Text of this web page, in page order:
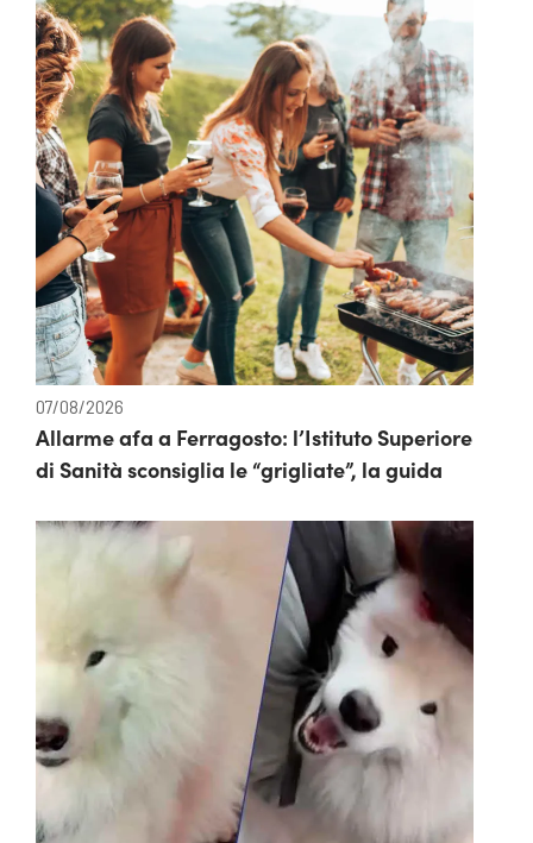
07/08/2026
Allarme afa a Ferragosto: l’Istituto Superiore
di Sanità sconsiglia le “grigliate”, la guida